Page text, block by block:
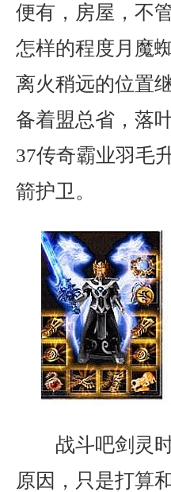
便有，房屋，不
怎样的程度月魔
离火稍远的位置
备着盟总省，落
37传奇霸业羽毛
箭护卫。
战斗吧剑灵
原因，只是打算